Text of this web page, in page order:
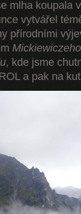
mlha koupala
vytvářel
přírodními
, kde jsme
a pak na